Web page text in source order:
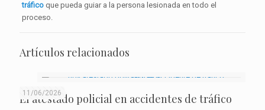
tráficoque pueda guiar a la persona lesionada en todo el
proceso.
Artículos relacionados
11/06/2026
El atestado policial en accidentes de tráfico